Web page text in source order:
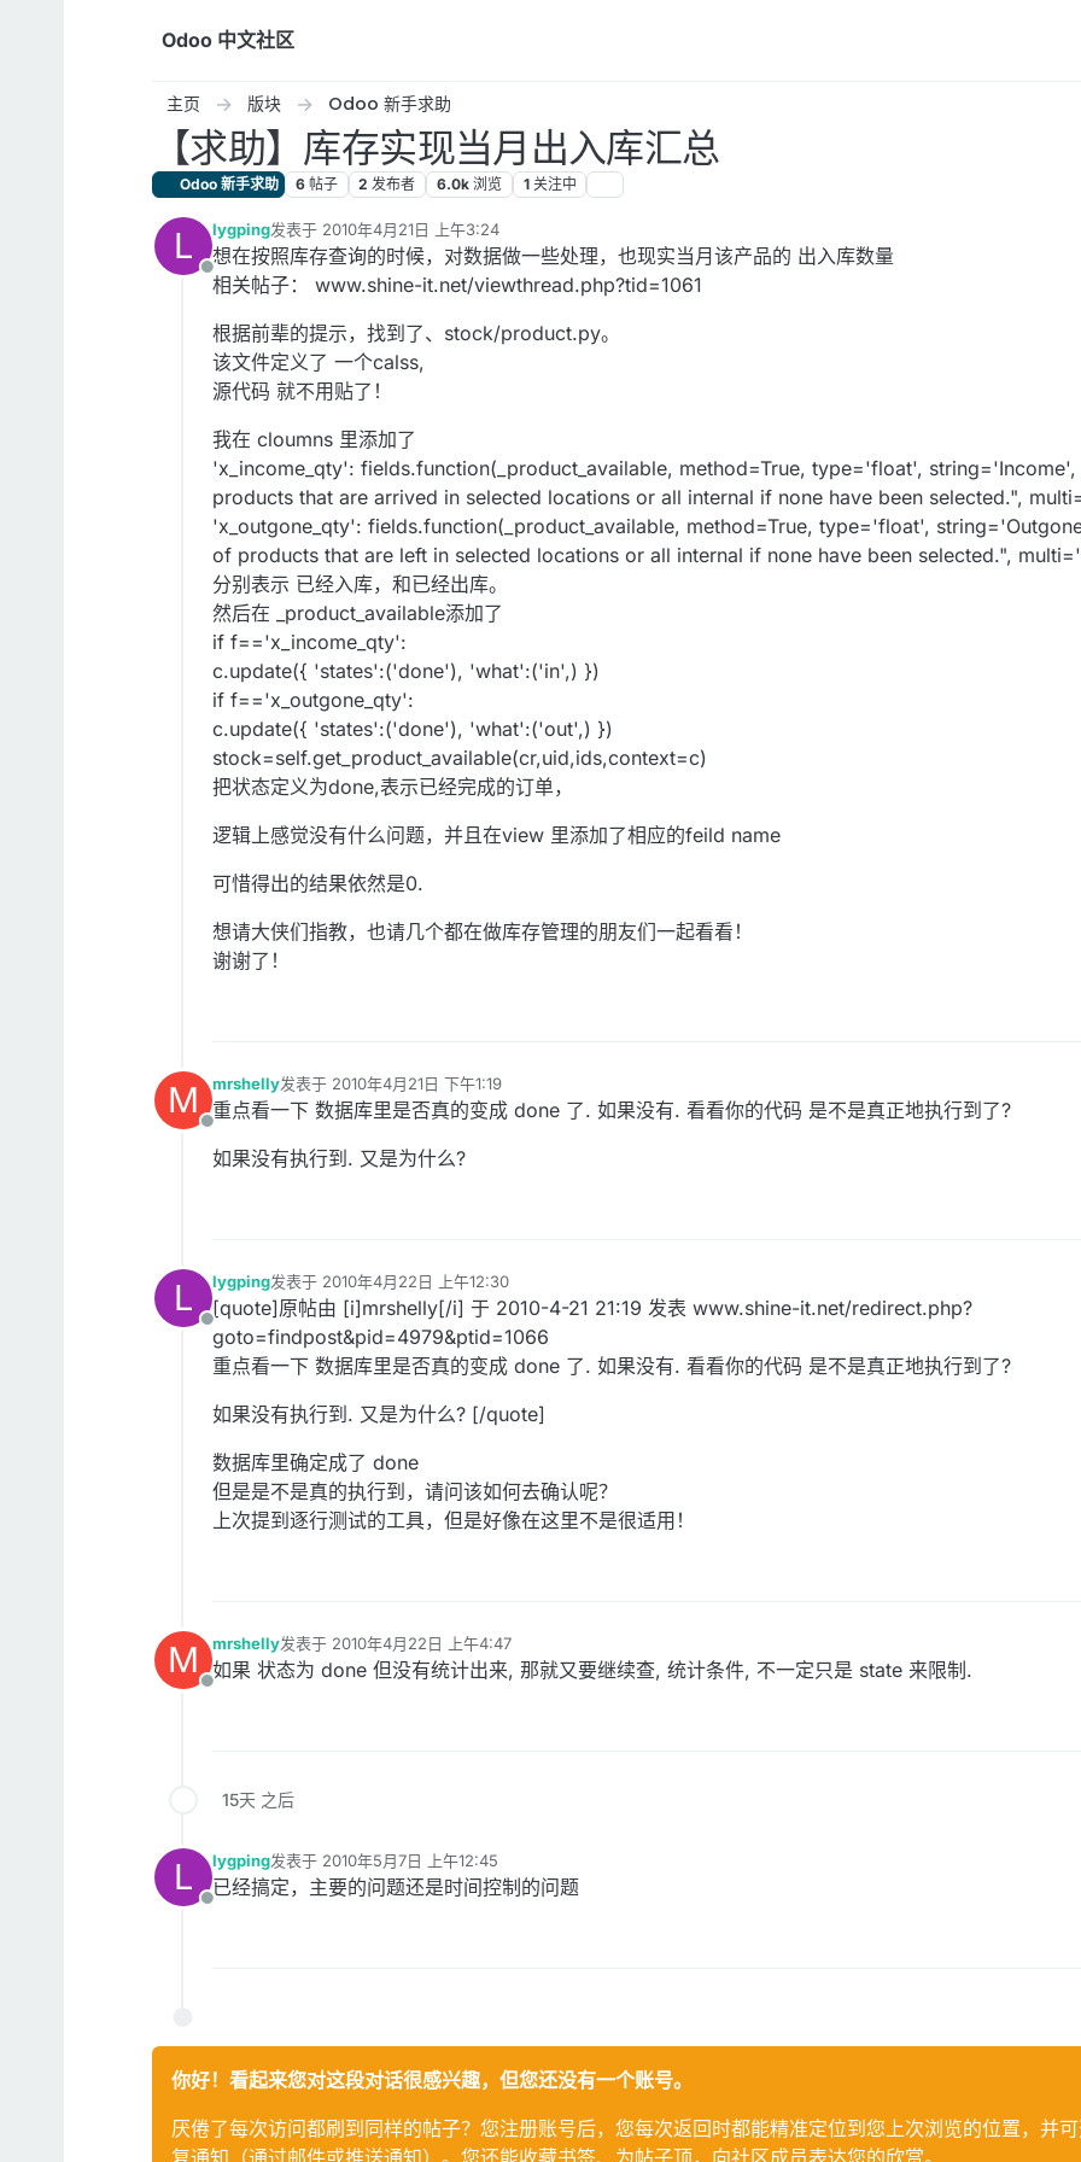
Odoo 中文社区
主页 版块 Odoo 新手求助
【求助】库存实现当月出入库汇总
Odoo 新手求助 6 帖子 2 发布者 6.0k 浏览 1 关注中
L
离线
lygping发表于 2010年4月21日 上午3:24
最后由 编辑
想在按照库存查询的时候，对数据做一些处理，也现实当月该产品的 出入库数量
相关帖子： www.shine-it.net/viewthread.php?tid=1061
根据前辈的提示，找到了、stock/product.py。
该文件定义了 一个calss,
源代码 就不用贴了！
我在 cloumns 里添加了
'x_income_qty': fields.function(_product_available, method=True, type='float',
products that are arrived in selected locations or all internal if none have been selected.",
'x_outgone_qty': fields.function(_product_available, method=True, type='float',
of products that are left in selected locations or all internal if none have been selected.",
分别表示 已经入库，和已经出库。
然后在 _product_available添加了
if f=='x_income_qty':
c.update({ 'states':('done'), 'what':('in',) })
if f=='x_outgone_qty':
c.update({ 'states':('done'), 'what':('out',) })
stock=self.get_product_available(cr,uid,ids,context=c)
把状态定义为done,表示已经完成的订单，
逻辑上感觉没有什么问题，并且在view 里添加了相应的feild name
可惜得出的结果依然是0.
想请大侠们指教，也请几个都在做库存管理的朋友们一起看看！
谢谢了！
M
离线
mrshelly发表于 2010年4月21日 下午1:19
最后由 编辑
重点看一下 数据库里是否真的变成 done 了. 如果没有. 看看你的代码 是不是真正地执行到了?
如果没有执行到. 又是为什么?
L
离线
lygping发表于 2010年4月22日 上午12:30
最后由 编辑
[quote]原帖由 [i]mrshelly[/i] 于 2010-4-21 21:19 发表 www.shine-it.net/redirect.php?
goto=findpost&pid=4979&ptid=1066
重点看一下 数据库里是否真的变成 done 了. 如果没有. 看看你的代码 是不是真正地执行到了?
如果没有执行到. 又是为什么? [/quote]
数据库里确定成了 done
但是是不是真的执行到，请问该如何去确认呢？
上次提到逐行测试的工具，但是好像在这里不是很适用！
M
离线
mrshelly发表于 2010年4月22日 上午4:47
最后由 编辑
如果 状态为 done 但没有统计出来, 那就又要继续查, 统计条件, 不一定只是 state 来限制.
15天 之后
L
离线
lygping发表于 2010年5月7日 上午12:45
最后由 编辑
已经搞定，主要的问题还是时间控制的问题
你好！看起来您对这段对话很感兴趣，但您还没有一个账号。
厌倦了每次访问都刷到同样的帖子？您注册账号后，您每次返回时都能精准定位到您上次浏览的位置，并